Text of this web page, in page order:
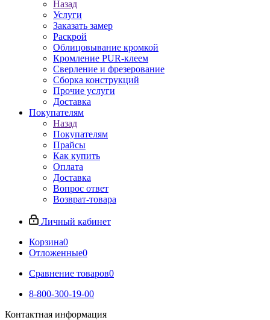
Назад
Услуги
Заказать замер
Раскрой
Облицовывание кромкой
Кромление PUR-клеем
Сверление и фрезерование
Сборка конструкций
Прочие услуги
Доставка
Покупателям
Назад
Покупателям
Прайсы
Как купить
Оплата
Доставка
Вопрос ответ
Возврат-товара
Личный кабинет
Корзина0
Отложенные0
Сравнение товаров0
8-800-300-19-00
Контактная информация